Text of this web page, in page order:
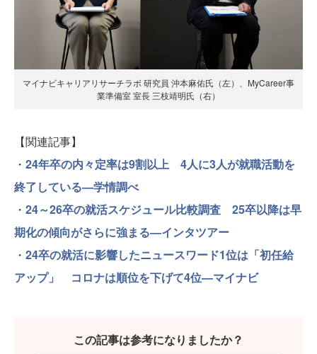
マイナビキャリアリサーチラボ 研究員 沖本麻佑氏（左）、MyCareer事
業準備室 室長 三枝靖明氏（右）
【関連記事】
・ 24年卒の内々定率は9割以上 4人に3人が就職活動を
終了している—学情調べ
・ 24～26卒の就活スケジュール比較調査 25卒以降は早
期化の傾向がさらに強まる—インタツアー
・ 24卒の就活に影響したニュースワード1位は「初任給
アップ」 コロナは順位を下げて4位—マイナビ
この記事は参考になりましたか？